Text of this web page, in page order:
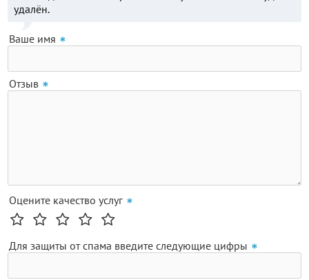
удалён.
Ваше имя
Отзыв
Оцените качество услуг
Для защиты от спама введите следующие цифры